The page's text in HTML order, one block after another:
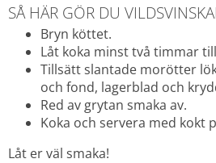
SÅ HÄR GÖR DU
Bryn köttet.
Låt koka minst två timmar
Tillsätt slantade morötter
och fond, lagerblad och
Red av grytan smaka av.
Koka och servera med kokt
Låt er väl smaka!